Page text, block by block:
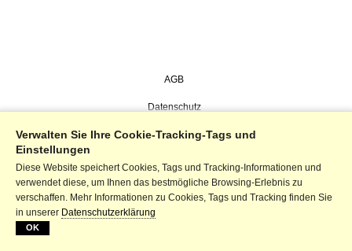
AGB
Datenschutz
Impressum
Verwalten Sie Ihre Cookie-Tracking-Tags und
Einstellungen
Diese Website speichert Cookies, Tags und Tracking-Informationen und
verwendet diese, um Ihnen das bestmögliche Browsing-Erlebnis zu
verschaffen. Mehr Informationen zu Cookies, Tags und Tracking finden Sie
in unserer Datenschutzerklärung
OK